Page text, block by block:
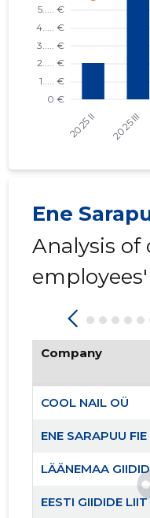
Ene
Analysis of
Company
COOL NAIL OÜ
ENE SARAPUU FIE
LÄÄNEMAA
EESTI GIIDIDE